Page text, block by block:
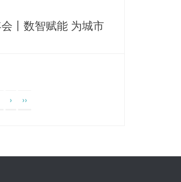
丨数智赋能 为城市
› ››